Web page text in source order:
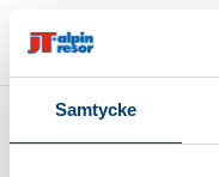
Samtycke
Fel